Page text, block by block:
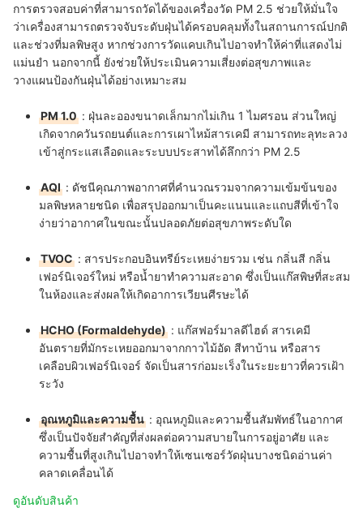
การตรวจสอบค่าที่สามารถวัดได้ของเครื่องวัด PM 2.5 ช่วยให้มั่นใจ
ว่าเครื่องสามารถตรวจจับระดับฝุ่นได้ครอบคลุมทั้งในสถานการณ์ปกติ
และช่วงที่มลพิษสูง หากช่วงการวัดแคบเกินไปอาจทำให้ค่าที่แสดงไม่
แม่นยำ นอกจากนี้ ยังช่วยให้ประเมินความเสี่ยงต่อสุขภาพและ
วางแผนป้องกันฝุ่นได้อย่างเหมาะสม
PM 1.0 : ฝุ่นละอองขนาดเล็กมากไม่เกิน 1 ไมศรอน ส่วนใหญ่
เกิดจากควันรถยนต์และการเผาไหม้สารเคมี สามารถทะลุทะลวง
เข้าสู่กระแสเลือดและระบบประสาทได้ลึกกว่า PM 2.5
AQI : ดัชนีคุณภาพอากาศที่คำนวณรวมจากความเข้มข้นของ
มลพิษหลายชนิด เพื่อสรุปออกมาเป็นคะแนนและแถบสีที่เข้าใจ
ง่ายว่าอากาศในขณะนั้นปลอดภัยต่อสุขภาพระดับใด
TVOC : สารประกอบอินทรีย์ระเหยง่ายรวม เช่น กลิ่นสี กลิ่น
เฟอร์นิเจอร์ใหม่ หรือน้ำยาทำความสะอาด ซึ่งเป็นแก๊สพิษที่สะสม
ในห้องและส่งผลให้เกิดอาการเวียนศีรษะได้
HCHO (Formaldehyde) : แก๊สฟอร์มาลดีไฮด์ สารเคมี
อันตรายที่มักระเหยออกมาจากกาวไม้อัด สีทาบ้าน หรือสาร
เคลือบผิวเฟอร์นิเจอร์ จัดเป็นสารก่อมะเร็งในระยะยาวที่ควรเฝ้า
ระวัง
อุณหภูมิและความชื้น : อุณหภูมิและความชื้นสัมพัทธ์ในอากาศ
ซึ่งเป็นปัจจัยสำคัญที่ส่งผลต่อความสบายในการอยู่อาศัย และ
ความชื้นที่สูงเกินไปอาจทำให้เซนเซอร์วัดฝุ่นบางชนิดอ่านค่า
คลาดเคลื่อนได้
ดูอันดับสินค้า